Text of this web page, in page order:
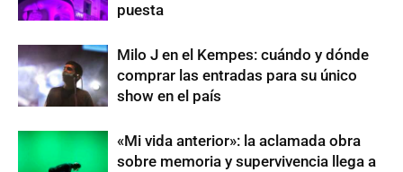
puesta
Milo J en el Kempes: cuándo y dónde
comprar las entradas para su único
show en el país
«Mi vida anterior»: la aclamada obra
sobre memoria y supervivencia llega a